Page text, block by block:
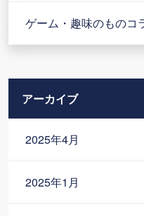
ゲーム・趣味のものコ
アーカイブ
2025年4月
2025年1月